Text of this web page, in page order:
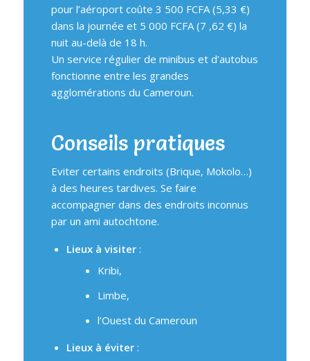
pour l’aéroport coûte 3 500 FCFA (5,33 €)
dans la journée et 5 000 FCFA (7 ,62 €) la
nuit au-delà de 18 h.
Un service régulier de minibus et d’autobus
fonctionne entre les grandes
agglomérations du Cameroun.
Conseils pratiques
Eviter certains endroits (Brique, Mokolo…)
à des heures tardives. Se faire
accompagner dans des endroits inconnus
par un ami autochtone.
Lieux à visiter:
Kribi,
Limbe,
l’Ouest du Cameroun
Lieux à éviter: